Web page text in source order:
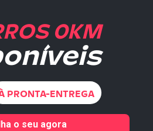
0KM
PRONTA-ENTREGA
o seu agora